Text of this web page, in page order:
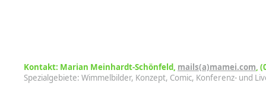
Kontakt: Marian Meinhardt-Schönfeld, mails(a)mamei.com,
Spezialgebiete: Wimmelbilder, Konzept, Comic, Konferenz- und